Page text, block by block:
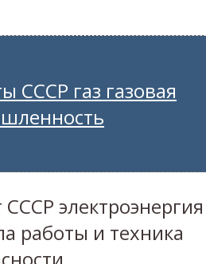
СССР газ газовая
СССР электроэнергия
работы и техника